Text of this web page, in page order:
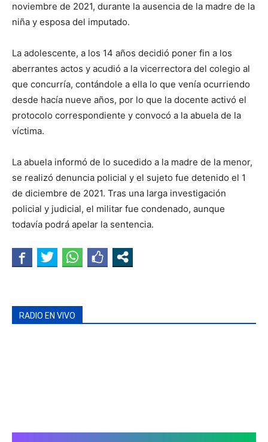
noviembre de 2021, durante la ausencia de la madre de la
niña y esposa del imputado.
La adolescente, a los 14 años decidió poner fin a los
aberrantes actos y acudió a la vicerrectora del colegio al
que concurría, contándole a ella lo que venía ocurriendo
desde hacía nueve años, por lo que la docente activó el
protocolo correspondiente y convocó a la abuela de la
víctima.
La abuela informó de lo sucedido a la madre de la menor,
se realizó denuncia policial y el sujeto fue detenido el 1
de diciembre de 2021. Tras una larga investigación
policial y judicial, el militar fue condenado, aunque
todavía podrá apelar la sentencia.
RADIO EN VIVO